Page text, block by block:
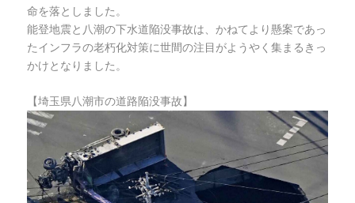
命を落としました。
能登地震と八潮の下水道陥没事故は、かねてより懸案であっ
たインフラの老朽化対策に世間の注目がようやく集まるきっ
かけとなりました。
【埼玉県八潮市の道路陥没事故】